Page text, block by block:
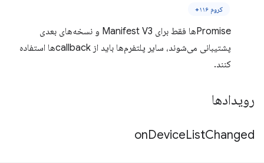
کروم ۱۱۶+
Promiseها فقط برای Manifest V3 و نسخه‌های بعدی
پشتیبانی می‌شوند، سایر پلتفرم‌ها باید از callbackها استفاده
کنند.
رویدادها
onDeviceListChanged